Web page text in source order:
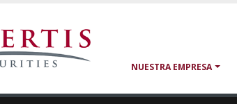
NUESTRA EMPRESA